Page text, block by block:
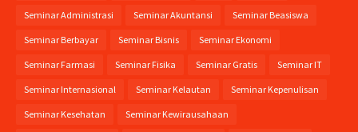
Seminar Administrasi Seminar Akuntansi Seminar Beasiswa
Seminar Berbayar Seminar Bisnis Seminar Ekonomi
Seminar Farmasi Seminar Fisika Seminar Gratis Seminar IT
Seminar Internasional Seminar Kelautan Seminar Kepenulisan
Seminar Kesehatan Seminar Kewirausahaan